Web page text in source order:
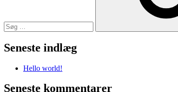
Seneste indlæg
Hello world!
Seneste kommentarer